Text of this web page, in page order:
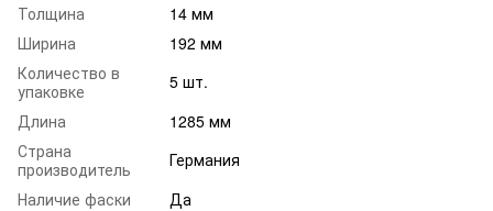
Толщина
14 мм
Ширина
192 мм
Количество в
упаковке
5 шт.
Длина
1285 мм
Страна
производитель
Германия
Наличие фаски
Да